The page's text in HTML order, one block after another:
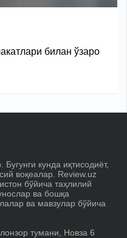
билан ўзаро
Бугунги кунда иқтисодиёт,
воқеалар. Review.uz
бўйича таҳлилий
ва бошқа
ва мавзулар бўйича
тумани, Новза 6